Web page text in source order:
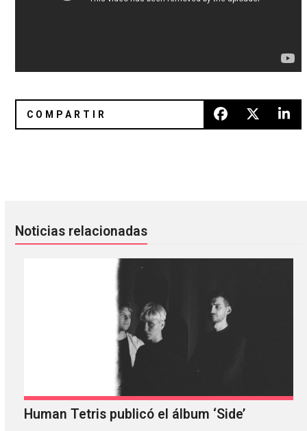
Noticias relacionadas
Human Tetris publicó el álbum ‘Side’